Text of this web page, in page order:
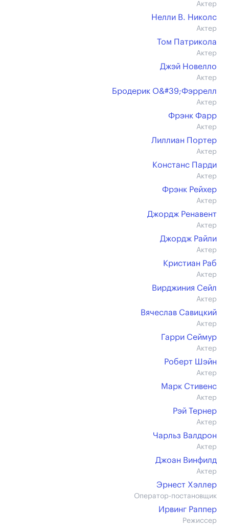
Актер
Нелли В. Николс
Актер
Том Патрикола
Актер
Джэй Новелло
Актер
Бродерик О&#39;Фэррелл
Актер
Фрэнк Фарр
Актер
Лиллиан Портер
Актер
Констанс Парди
Актер
Фрэнк Рейхер
Актер
Джордж Ренавент
Актер
Джордж Райли
Актер
Кристиан Раб
Актер
Вирджиния Сейл
Актер
Вячеслав Савицкий
Актер
Гарри Сеймур
Актер
Роберт Шэйн
Актер
Марк Стивенс
Актер
Рэй Тернер
Актер
Чарльз Валдрон
Актер
Джоан Винфилд
Актер
Эрнест Хэллер
Оператор-постановщик
Ирвинг Раппер
Режиссер